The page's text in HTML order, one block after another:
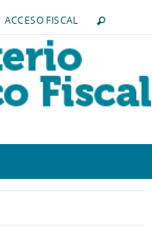
ACCESO FISCAL